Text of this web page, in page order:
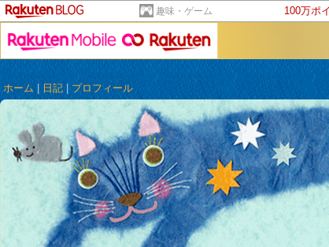
趣味・ゲーム 100万ポ
ホーム
日記 プロフィール